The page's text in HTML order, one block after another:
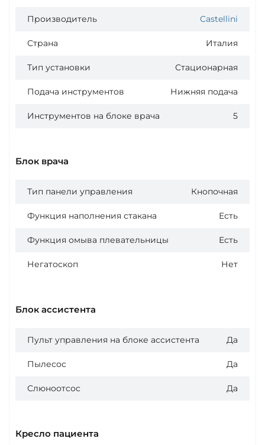
Производитель Castellini
Страна Италия
Тип установки Стационарная
Подача инструментов Нижняя подача
Инструментов на блоке врача 5
Блок врача
Тип панели управления Кнопочная
Функция наполнения стакана Есть
Функция омыва плевательницы Есть
Негатоскоп Нет
Блок ассистента
Пульт управления на блоке ассистента Да
Пылесос Да
Слюноотсос Да
Кресло пациента